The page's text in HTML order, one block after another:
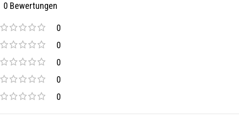
0 Bewertungen
0
0
0
0
0